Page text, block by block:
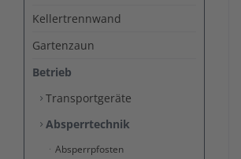
Kellertrennwand
Gartenzaun
Betrieb
Transportgeräte
Absperrtechnik
Absperrpfosten